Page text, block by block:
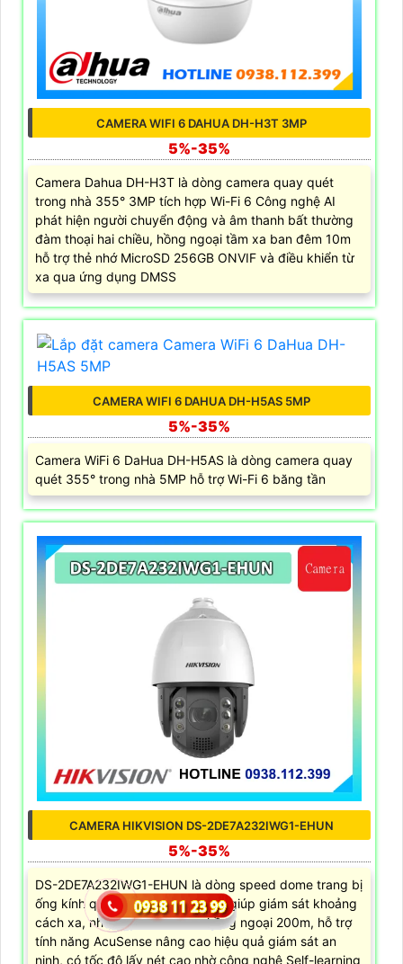
CAMERA WIFI 6 DAHUA DH-H3T 3MP
5%-35%
Camera Dahua DH-H3T là dòng camera quay quét
trong nhà 355° 3MP tích hợp Wi-Fi 6 Công nghệ AI
phát hiện người chuyển động và âm thanh bất thường
đàm thoại hai chiều, hồng ngoại tầm xa ban đêm 10m
hỗ trợ thẻ nhớ MicroSD 256GB ONVIF và điều khiển từ
xa qua ứng dụng DMSS
CAMERA WIFI 6 DAHUA DH-H5AS 5MP
5%-35%
Camera WiFi 6 DaHua DH-H5AS là dòng camera quay
quét 355° trong nhà 5MP hỗ trợ Wi-Fi 6 băng tần
CAMERA HIKVISION DS-2DE7A232IWG1-EHUN
5%-35%
DS-2DE7A232IWG1-EHUN là dòng speed dome trang bị
ống kính quang học lên đến 32X giúp giám sát khoảng
cách xa, nhìn ban đêm bằng hồng ngoại 200m, hỗ trợ
tính năng AcuSense nâng cao hiệu quả giám sát an
ninh, có tốc độ lấy nét cao nhờ công nghệ Self-learning